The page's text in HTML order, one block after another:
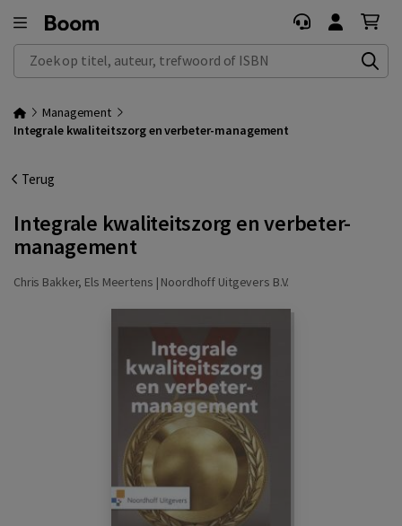
Zoek op titel, auteur, trefwoord of ISBN
Management
Integrale kwaliteitszorg en verbeter-management
Terug
Integrale kwaliteitszorg en verbeter-
management
Chris Bakker, Els Meertens | Noordhoff Uitgevers B.V.